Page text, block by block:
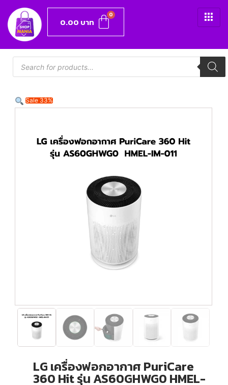
0.00 บาท
Sale 33%
LG เครื่องฟอกอากาศ PuriCare
360 Hit รุ่น AS60GHWG0 HMEL-